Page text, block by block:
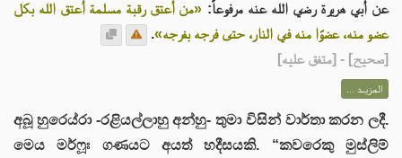
عن أبي هريرة رضي الله عنه مرفوعاً: «من أعتق رقبة مسلمة أعتق الله بكل
عضو منه، عضوًا منه في النار، حتى فرجه بفرجه».
[صحيح] - [متفق عليه]
المزيــد ...
අබූ හුරෙය්රා -රළියල්ලාහු අන්හු- තුමා විසින් වාර්තා කරන ලදී.
මෙය මර්ෆූඃ ගණයට අයත් හදීසයකි. “කවරෙකු මුස්ලිම්